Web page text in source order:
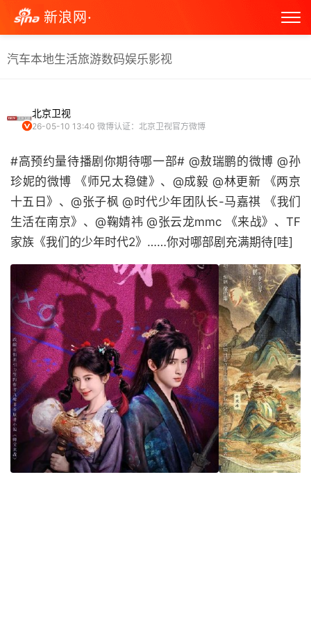
新浪网·
汽车本地生活旅游数码娱乐影视
北京卫视
26-05-10 13:40 微博认证：北京卫视官方微博
#高预约量待播剧你期待哪一部# @敖瑞鹏的微博 @孙
珍妮的微博 《师兄太稳健》、@成毅 @林更新 《两京
十五日》、@张子枫 @时代少年团队长-马嘉祺 《我们
生活在南京》、@鞠婧祎 @张云龙mmc 《来战》、TF
家族《我们的少年时代2》……你对哪部剧充满期待[哇] ​